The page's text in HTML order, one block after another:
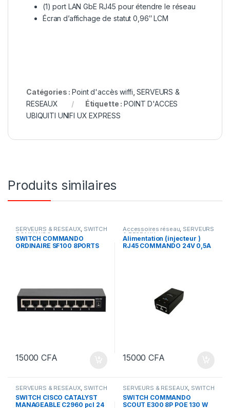
(1) port LAN GbE RJ45 pour étendre le réseau
Écran d’affichage de statut 0,96″ LCM
Catégories :Point d'accès wiffi ,SERVEURS &
RESEAUX
Étiquette :POINT D'ACCES
UBIQUITI UNIFI UX EXPRESS
Produits similaires
SERVEURS & RESEAUX, SWITCH
COMMANDO
SWITCH COMMANDO
ORDINAIRE SF100 8PORTS
15000CFA
Accessoires réseau, SERVEURS
& RESEAUX
Alimentation (injecteur )
RJ45 COMMANDO 24V 0,5A
15000CFA
SERVEURS & RESEAUX, SWITCH
CISCO
SWITCH CISCO CATALYST
MANAGEABLE C2960 pcl 24
SERVEURS & RESEAUX, SWITCH
COMMANDO
SWITCH COMMANDO
SCOUT E300 8P POE 130 W